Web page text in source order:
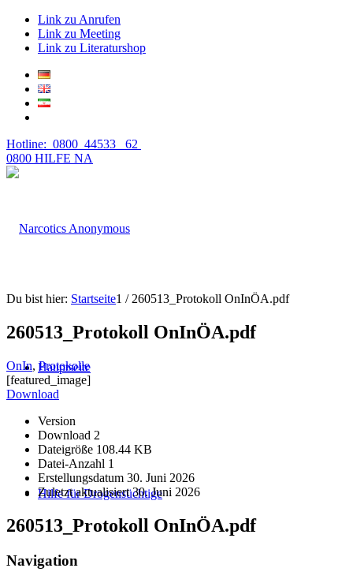
Link zu Anrufen
Link zu Meeting
Link zu Literaturshop
Hotline: 0800 44533 62
0800 HILFE NA
Hauptseite
Hilfe für Drogensüchtige
Du bist hier: Startseite1 / 260513_Protokoll OnInÖA.pdf
260513_Protokoll OnInÖA.pdf
OnIn,Protokolle
[featured_image]
Download
Version
Download 2
Dateigröße 108.44 KB
Datei-Anzahl 1
Erstellungsdatum 30. Juni 2026
Zuletzt aktualisiert30. Juni 2026
260513_Protokoll OnInÖA.pdf
Navigation